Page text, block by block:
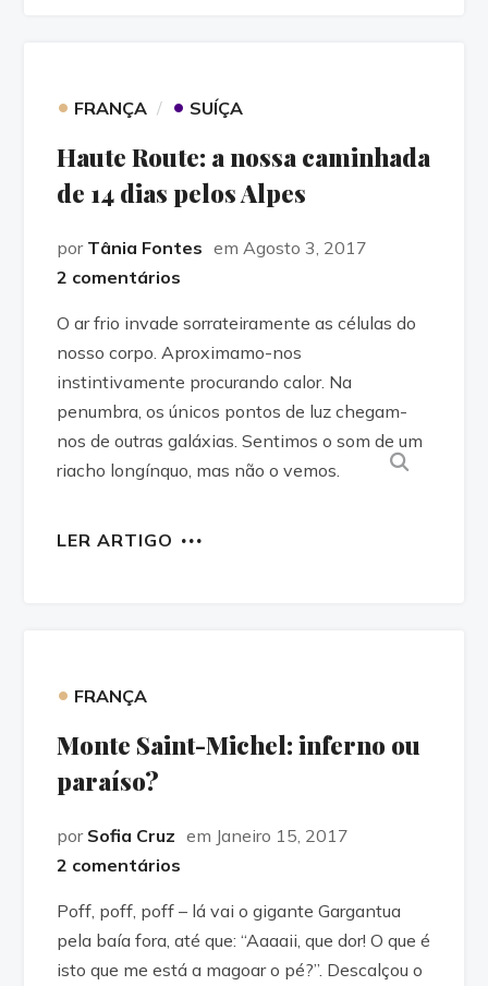
• FRANÇA • SUÍÇA
Haute Route: a nossa caminhada
de 14 dias pelos Alpes
por Tânia Fontes em Agosto 3, 2017
2 comentários
O ar frio invade sorrateiramente as células do
nosso corpo. Aproximamo-nos
instintivamente procurando calor​. Na
penumbra, os únicos pontos de luz chegam-
nos de outras galáxias. Sentimos o som de um
riacho longínquo, mas não o vemos.
LER ARTIGO
• FRANÇA
Monte Saint-Michel: inferno ou
paraíso?
por Sofia Cruz em Janeiro 15, 2017
2 comentários
Poff, poff, poff – lá vai o gigante Gargantua
pela baía fora, até que: “Aaaaii, que dor! O que é
isto que me está a magoar o pé?”. Descalçou o